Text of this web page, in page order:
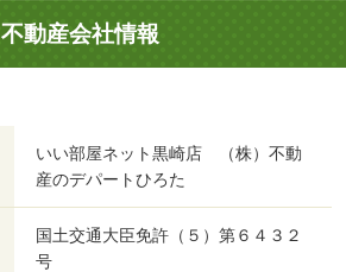
不動産会社情報
いい部屋ネット黒崎店 （株）不動
産のデパートひろた
国土交通大臣免許（５）第６４３２
号